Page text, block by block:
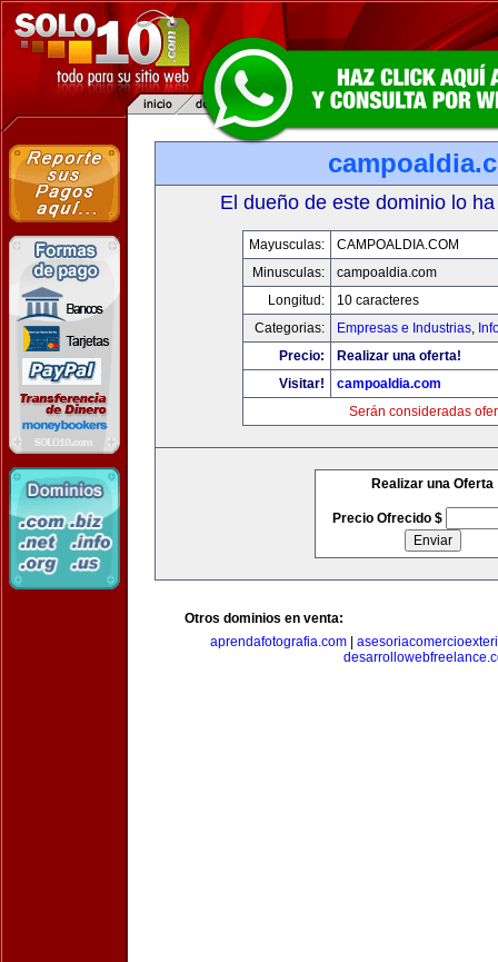
El dueño de este dominio lo
Mayusculas:
CAMPOALDIA.COM
Minusculas:
campoaldia.com
Longitud:
10 caracteres
Categorias:
Empresas e Industrias,
Precio:
Realizar una oferta!
Visitar!
campoaldia.com
Serán consideradas
Realizar una Oferta
Precio Ofrecido $
Otros dominios en venta:
aprendafotografia.com